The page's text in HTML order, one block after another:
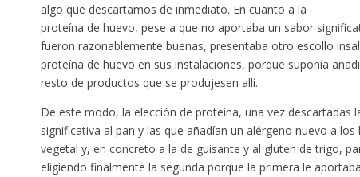
algo que descartamos de inmediato. En cuanto a la
proteína de huevo, pese a que no aportaba un sabor
fueron razonablemente buenas, presentaba otro escollo
proteína de huevo en sus instalaciones, porque suponía
resto de productos que se produjesen allí.
De este modo, la elección de proteína, una vez descartadas
significativa al pan y las que añadían un alérgeno nuevo a
vegetal y, en concreto a la de guisante y al gluten de trigo,
eligiendo finalmente la segunda porque la primera le